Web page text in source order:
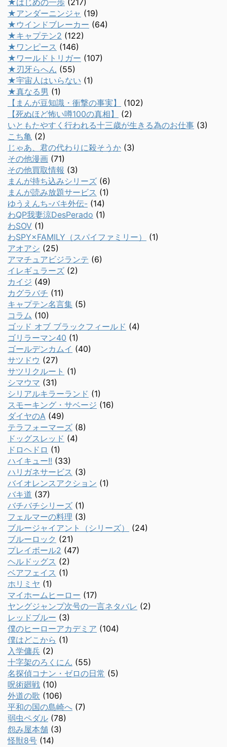
★はじめの一歩 (217)
★アンダーニンジャ (19)
★ウインドブレーカー (64)
★キャプテン2 (122)
★ワンピース (146)
★ワールドトリガー (107)
★刃牙らへん (55)
★宇宙人はいらない (1)
★真なる男 (1)
【まんが豆知識・衝撃の事実】
(102)
【死ぬほど怖い噂100の真相】
(2)
いともたやすく行われる十三歳が生きる為のお仕事 (3)
こち亀 (2)
じゃあ、君の代わりに殺そうか (3)
その他漫画 (71)
その他買取情報 (3)
まんが持ち込みシリーズ (6)
まんが読み放題サービス (1)
ゆうえんち-バキ外伝- (14)
わQP我妻涼DesPerado (1)
わSOV (1)
わSPY×FAMILY（スパイファミリー）
(1)
アオアシ (25)
アマチュアビジランテ (6)
イレギュラーズ (2)
カイジ (49)
カグラバチ (11)
キャプテン名言集 (5)
コラム (10)
ゴッド オブ ブラックフィールド (4)
ゴリラーマン40 (1)
ゴールデンカムイ (40)
サツドウ (27)
サツリクルート (1)
シマウマ (31)
シリアルキラーランド (1)
スモーキング・サベージ (16)
ダイヤのA (49)
テラフォーマーズ (8)
ドッグスレッド (4)
ドロヘドロ (1)
ハイキュー!! (33)
ハリガネサービス (3)
バイオレンスアクション (1)
バキ道 (37)
バチバチシリーズ (1)
フェルマーの料理 (3)
ブルージャイアント（シリーズ）
(24)
ブルーロック (21)
プレイボール2 (47)
ヘルドッグス (2)
ベアフェイス (1)
ホリミヤ (1)
マイホームヒーロー (17)
ヤングジャンプ次号の一言ネタバレ (2)
レッドブルー (3)
僕のヒーローアカデミア (104)
僕はどこから (1)
入学傭兵 (2)
十字架のろくにん (55)
名探偵コナン・ゼロの日常 (5)
呪術廻戦 (10)
外道の歌 (106)
平和の国の島崎へ (7)
弱虫ペダル (78)
怨み屋本舗 (3)
怪獣8号 (14)